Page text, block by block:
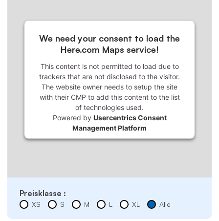
We need your consent to load the
Here.com Maps service!
This content is not permitted to load due to
trackers that are not disclosed to the visitor.
The website owner needs to setup the site
with their CMP to add this content to the list
of technologies used.
Powered by Usercentrics Consent
Management Platform
Preisklasse :
XS S M L XL Alle